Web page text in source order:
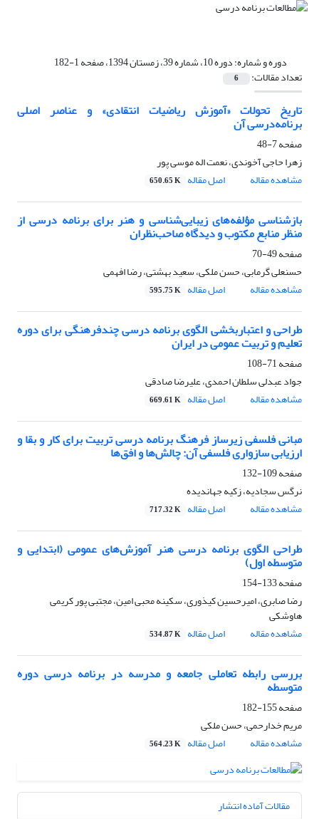
دوره و شماره:دوره 10، شماره 39، زمستان 1394، صفحه 1-182
تعداد مقالات: 6
تاریخ تحولات «آموزش ریاضیات انتقادی» و عناصر اصلی
برنامه‌درسی آن
صفحه7-48
زهرا حاجی آخوندی، نعمت اله موسی پور
مشاهده مقاله
اصل مقاله 650.65 K
بازشناسی مؤلفه‌های زیبایی‌شناسی و هنر برای برنامه درسی از
منظر منابع مکتوب و دیدگاه صاحب‌نظران
صفحه49-70
حسنعلی گرمابی، حسن ملکی، سعید بهشتی، رضا افهمی
مشاهده مقاله
اصل مقاله 595.75 K
طراحی و اعتباربخشی الگوی برنامه درسی چندفرهنگی برای دوره
تعلیم و تربیت عمومی در ایران
صفحه71-108
جواد عبدلی سلطان احمدی، علیرضا صادقی
مشاهده مقاله
اصل مقاله 669.61 K
مبانی فلسفی زیرساز فرهنگ برنامه درسی تربیت برای کار و بقا و
ارزیابی سازواری فلسفی آن: چالش‌ها و افق‌ها
صفحه109-132
نرگس سجادیه، زکیه جهاندیده
مشاهده مقاله
اصل مقاله 717.32 K
طراحی الگوی برنامه درسی هنر آموزش‌های عمومی (ابتدایی و
متوسطه اول)
صفحه133-154
رضا صابری، امیرحسین کیذوری، سکینه محبی امین، مجتبی پور کریمی
هاوشکی
مشاهده مقاله
اصل مقاله 534.87 K
بررسی رابطه تعاملی جامعه و مدرسه در برنامه درسی دوره
متوسطه
صفحه155-182
مریم خدارحمی، حسن ملکی
مشاهده مقاله
اصل مقاله 564.23 K
مقالات آماده انتشار